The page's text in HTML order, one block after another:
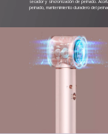
secador y sincronización de peinado.
peinado, mantenimiento duradero del